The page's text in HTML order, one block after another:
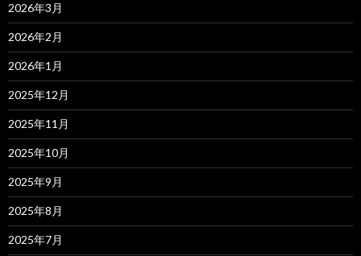
2026年3月
2026年2月
2026年1月
2025年12月
2025年11月
2025年10月
2025年9月
2025年8月
2025年7月